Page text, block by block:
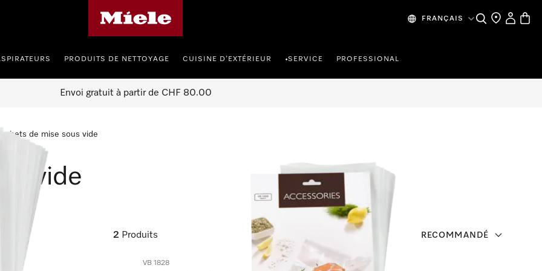
FRANÇAIS SearchFind a store
My
PRODUITS DE NETTOYAGE CUISINE D’EXTÉRIEUR •SERVICE PROFESSIONAL
Envoi gratuit à partir de CHF 80.00
Sachets de mise sous vide
vide
2 Produits RECOMMANDÉ
VB 1828